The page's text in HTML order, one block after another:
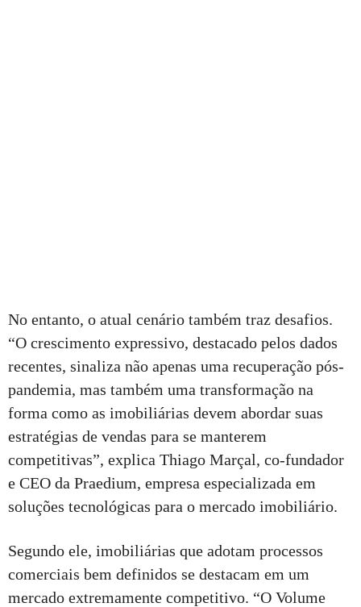
No entanto, o atual cenário também traz desafios.
“O crescimento expressivo, destacado pelos dados
recentes, sinaliza não apenas uma recuperação pós-
pandemia, mas também uma transformação na
forma como as imobiliárias devem abordar suas
estratégias de vendas para se manterem
competitivas”, explica Thiago Marçal, co-fundador
e CEO da Praedium, empresa especializada em
soluções tecnológicas para o mercado imobiliário.
Segundo ele, imobiliárias que adotam processos
comerciais bem definidos se destacam em um
mercado extremamente competitivo. “O Volume